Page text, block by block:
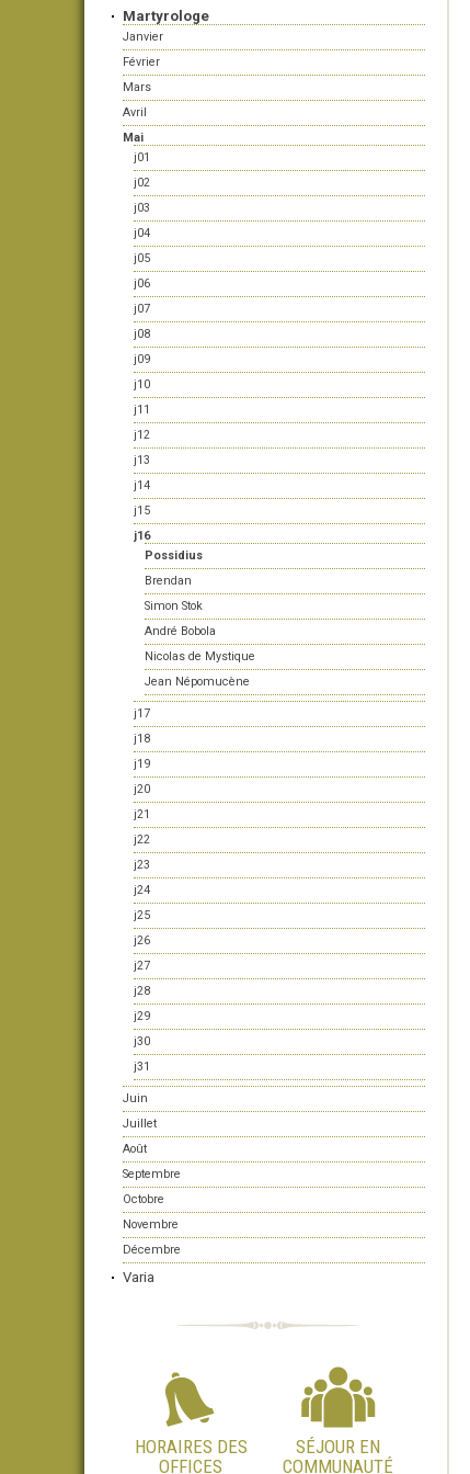
Martyrologe
Janvier
Février
Mars
Avril
Mai
j01
j02
j03
j04
j05
j06
j07
j08
j09
j10
j11
j12
j13
j14
j15
j16
Possidius
Brendan
Simon Stok
André Bobola
Nicolas de Mystique
Jean Népomucène
j17
j18
j19
j20
j21
j22
j23
j24
j25
j26
j27
j28
j29
j30
j31
Juin
Juillet
Août
Septembre
Octobre
Novembre
Décembre
Varia
HORAIRES DES
OFFICES
SÉJOUR EN
COMMUNAUTÉ